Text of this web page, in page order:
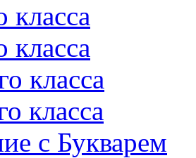
класса
класса
класса
класса
с Букварем